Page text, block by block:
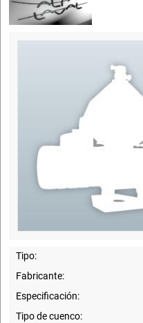
Tipo:
Fabricante:
Especificación:
Tipo de cuenco: